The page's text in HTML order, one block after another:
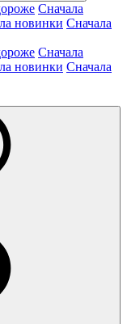
Сначала
новинки Сначала
Сначала
новинки Сначала